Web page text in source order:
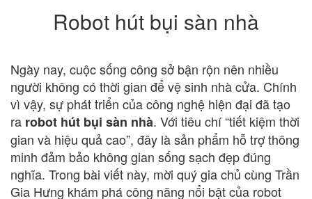
Robot hút bụi sàn nhà
Ngày nay, cuộc sống công sở bận rộn nên nhiều
người không có thời gian để vệ sinh nhà cửa. Chính
vì vậy, sự phát triển của công nghệ hiện đại đã tạo
ra robot hút bụi sàn nhà. Với tiêu chí “tiết kiệm thời
gian và hiệu quả cao”, đây là sản phẩm hỗ trợ thông
minh đảm bảo không gian sống sạch đẹp đúng
nghĩa. Trong bài viết này, mời quý gia chủ cùng Trần
Gia Hưng khám phá công năng nổi bật của robot